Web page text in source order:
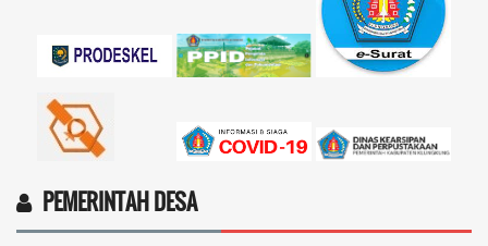
PEMERINTAH DESA